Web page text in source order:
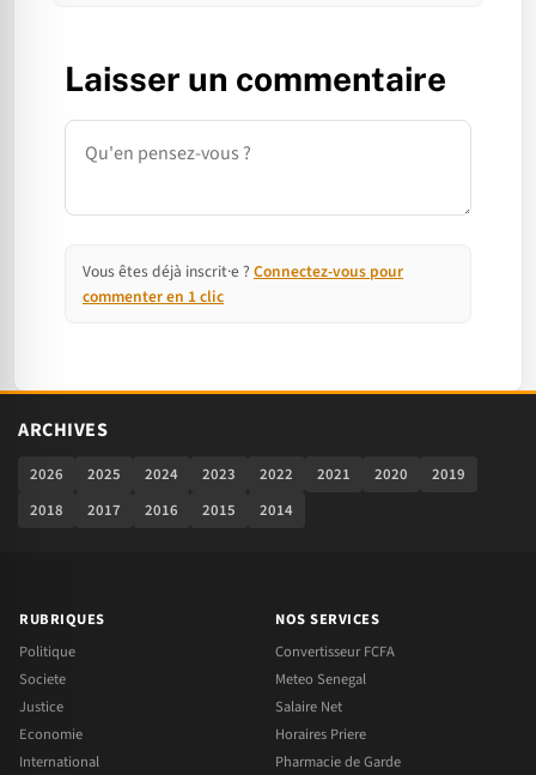
Laisser un commentaire
Commentaire
Vous êtes déjà inscrit·e ? Connectez-vous pour
commenter en 1 clic
ARCHIVES
2026 2025 2024 2023 2022 2021 2020
2019
2018
2017 2016 2015 2014
RUBRIQUES
Politique
Societe
Justice
Economie
International
NOS SERVICES
Convertisseur FCFA
Meteo Senegal
Salaire Net
Horaires Priere
Pharmacie de Garde